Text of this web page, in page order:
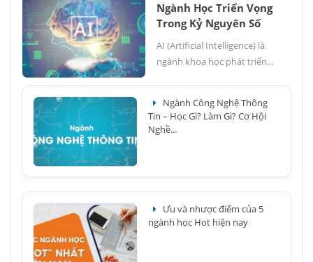
Ngành Học Triển Vọng
Trong Kỷ Nguyên Số
AI (Artificial Intelligence) là
ngành khoa học phát triển...
Ngành Công Nghệ Thông
Tin – Học Gì? Làm Gì? Cơ Hội
Nghề...
Ưu và nhược điểm của 5
ngành học Hot hiện nay